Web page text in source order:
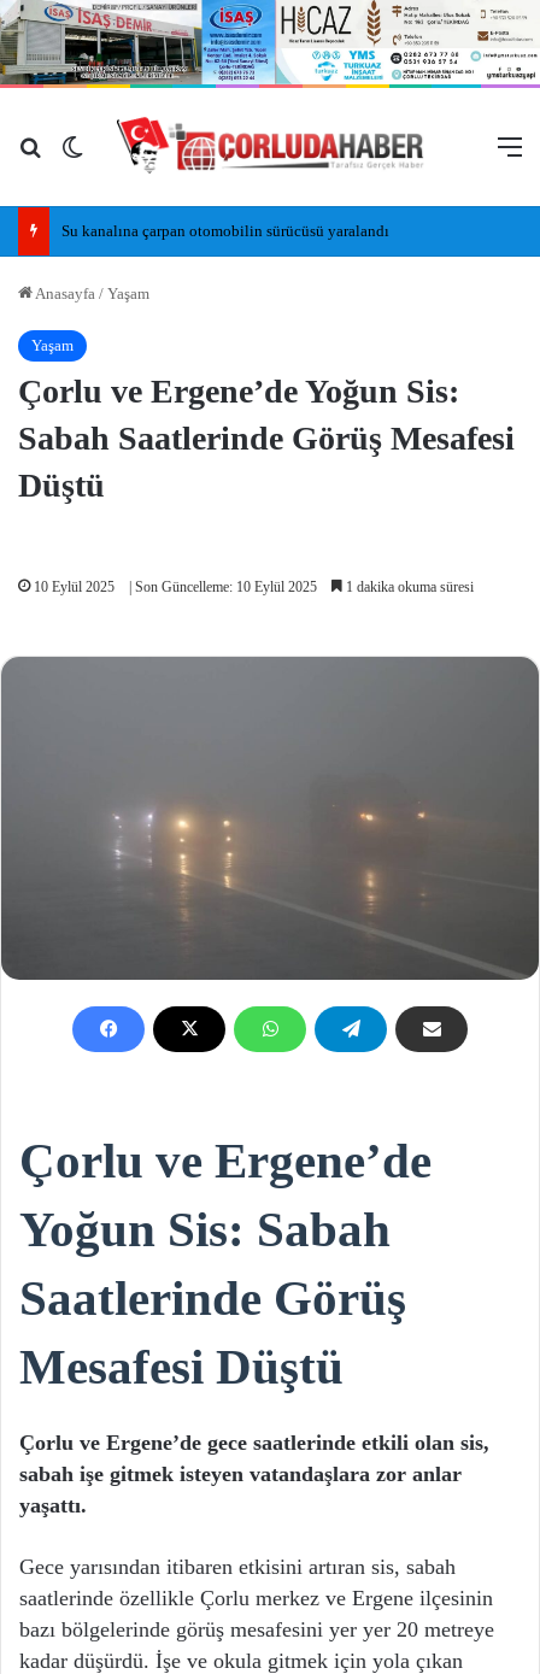
Arama yap ...
Dış görünümü değiştir
Su kanalına çarpan otomobilin sürücüsü yaralandı
Anasayfa / Yaşam
Yaşam
Çorlu ve Ergene’de Yoğun Sis:
Sabah Saatlerinde Görüş Mesafesi
Düştü
10 Eylül 2025 | Son Güncelleme: 10 Eylül 2025 1 dakika okuma süresi
Çorlu ve Ergene’de
Yoğun Sis: Sabah
Saatlerinde Görüş
Mesafesi Düştü
Çorlu ve Ergene’de gece saatlerinde etkili olan sis,
sabah işe gitmek isteyen vatandaşlara zor anlar
yaşattı.
Gece yarısından itibaren etkisini artıran sis, sabah
saatlerinde özellikle Çorlu merkez ve Ergene ilçesinin
bazı bölgelerinde görüş mesafesini yer yer 20 metreye
kadar düşürdü. İşe ve okula gitmek için yola çıkan